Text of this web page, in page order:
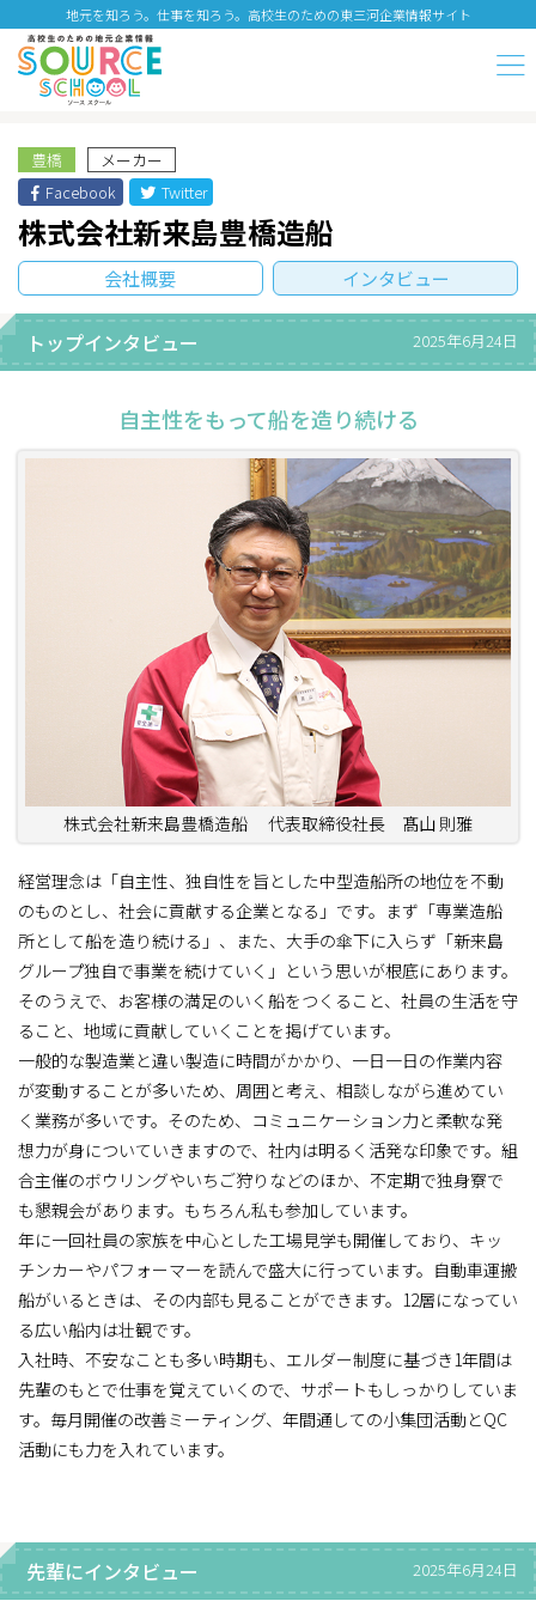
地元を知ろう。仕事を知ろう。高校生のための東三河企業情報サイト
豊橋
メーカー
Facebook
Twitter
株式会社新来島豊橋造船
会社概要 インタビュー
トップインタビュー 2025年6月24日
自主性をもって船を造り続ける
株式会社新来島豊橋造船 代表取締役社長 髙山 則雅
経営理念は「自主性、独自性を旨とした中型造船所の地位を不動
のものとし、社会に貢献する企業となる」です。まず「専業造船
所として船を造り続ける」、また、大手の傘下に入らず「新来島
グループ独自で事業を続けていく」という思いが根底にあります。
そのうえで、お客様の満足のいく船をつくること、社員の生活を守
ること、地域に貢献していくことを掲げています。
一般的な製造業と違い製造に時間がかかり、一日一日の作業内容
が変動することが多いため、周囲と考え、相談しながら進めてい
く業務が多いです。そのため、コミュニケーション力と柔軟な発
想力が身についていきますので、社内は明るく活発な印象です。組
合主催のボウリングやいちご狩りなどのほか、不定期で独身寮で
も懇親会があります。もちろん私も参加しています。
年に一回社員の家族を中心とした工場見学も開催しており、キッ
チンカーやパフォーマーを読んで盛大に行っています。自動車運搬
船がいるときは、その内部も見ることができます。12層になってい
る広い船内は壮観です。
入社時、不安なことも多い時期も、エルダー制度に基づき1年間は
先輩のもとで仕事を覚えていくので、サポートもしっかりしていま
す。毎月開催の改善ミーティング、年間通しての小集団活動とQC
活動にも力を入れています。
先輩にインタビュー 2025年6月24日